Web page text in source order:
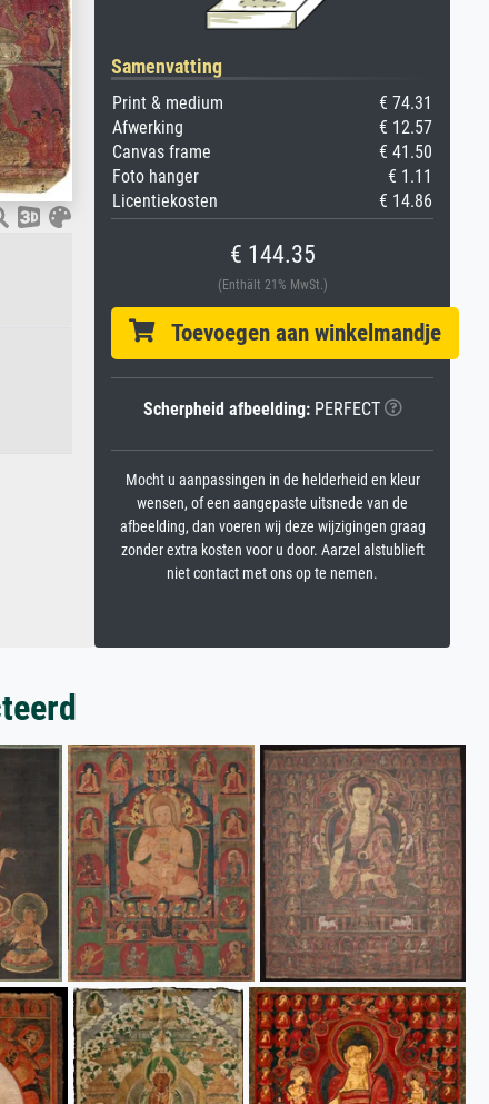
Samenvatting
Print & medium
€ 74.31
Afwerking
€ 12.57
Canvas frame
€ 41.50
Foto hanger
€ 1.11
Licentiekosten
€ 14.86
€ 144.35
(Enthält 21% MwSt.)
Toevoegen aan winkelmandje
Scherpheid afbeelding:PERFECT
Mocht u aanpassingen in de helderheid en kleur
wensen, of een aangepaste uitsnede van de
afbeelding, dan voeren wij deze wijzigingen graag
zonder extra kosten voor u door. Aarzel alstublieft
niet contact met ons op te nemen.